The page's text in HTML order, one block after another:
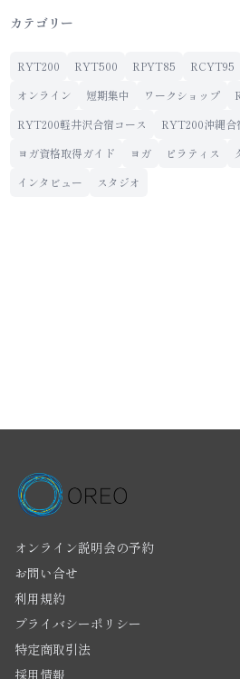
カテゴリー
RYT200 RYT500 RPYT85 RCYT95
オンライン
短期集中 ワークショップ
RYT200軽井沢合宿コース
RYT200沖縄合
ヨガ資格取得ガイド
ヨガ ピラティス
インタビュー
スタジオ
オンライン説明会の予約
お問い合せ
利用規約
プライバシーポリシー
特定商取引法
採用情報